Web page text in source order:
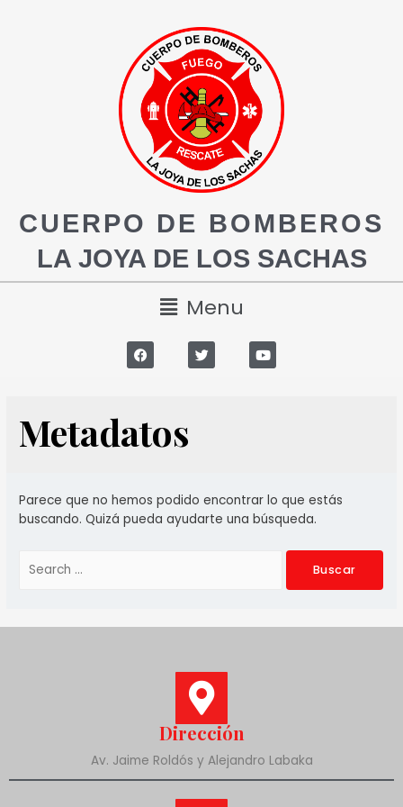
CUERPO DE BOMBEROS
LA JOYA DE LOS SACHAS
Menu
Metadatos
Parece que no hemos podido encontrar lo que estás
buscando. Quizá pueda ayudarte una búsqueda.
Dirección
Av. Jaime Roldós y Alejandro Labaka